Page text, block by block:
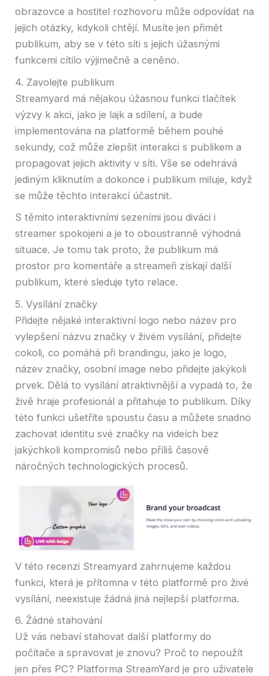
obrazovce a hostitel rozhovoru může odpovídat na
jejich otázky, kdykoli chtějí. Musíte jen přimět
publikum, aby se v této síti s jejich úžasnými
funkcemi cítilo výjimečně a ceněno.
4. Zavolejte publikum
Streamyard má nějakou úžasnou funkci tlačítek
výzvy k akci, jako je lajk a sdílení, a bude
implementována na platformě během pouhé
sekundy, což může zlepšit interakci s publikem a
propagovat jejich aktivity v síti. Vše se odehrává
jediným kliknutím a dokonce i publikum miluje, když
se může těchto interakcí účastnit.
S těmito interaktivními sezeními jsou diváci i
streamer spokojeni a je to oboustranně výhodná
situace. Je tomu tak proto, že publikum má
prostor pro komentáře a streameři získají další
publikum, které sleduje tyto relace.
5. Vysílání značky
Přidejte nějaké interaktivní logo nebo název pro
vylepšení názvu značky v živém vysílání, přidejte
cokoli, co pomáhá při brandingu, jako je logo,
název značky, osobní image nebo přidejte jakýkoli
prvek. Dělá to vysílání atraktivnější a vypadá to, že
živě hraje profesionál a přitahuje to publikum. Díky
této funkci ušetříte spoustu času a můžete snadno
zachovat identitu své značky na videích bez
jakýchkoli kompromisů nebo příliš časově
náročných technologických procesů.
V této recenzi Streamyard zahrnujeme každou
funkci, která je přítomna v této platformě pro živé
vysílání, neexistuje žádná jiná nejlepší platforma.
6. Žádné stahování
Už vás nebaví stahovat další platformy do
počítače a spravovat je znovu? Proč to nepoužít
jen přes PC? Platforma StreamYard je pro uživatele